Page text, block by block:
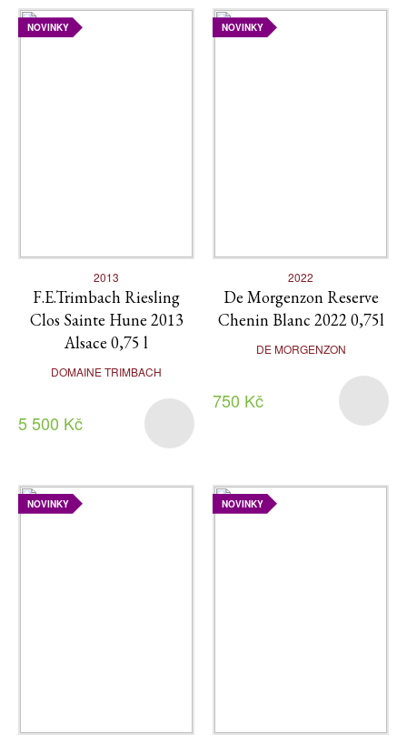
NOVINKY
2013
F.E.Trimbach Riesling
Clos Sainte Hune 2013
Alsace 0,75 l
DOMAINE TRIMBACH
5 500 Kč
NOVINKY
2022
De Morgenzon Reserve
Chenin Blanc 2022 0,75l
DE MORGENZON
750 Kč
NOVINKY NOVINKY